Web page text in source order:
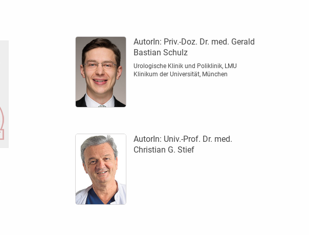
AutorIn: Priv.-Doz. Dr. med. Gerald
Bastian Schulz
Urologische Klinik und Poliklinik, LMU
Klinikum der Universität, München
AutorIn: Univ.-Prof. Dr. med.
Christian G. Stief